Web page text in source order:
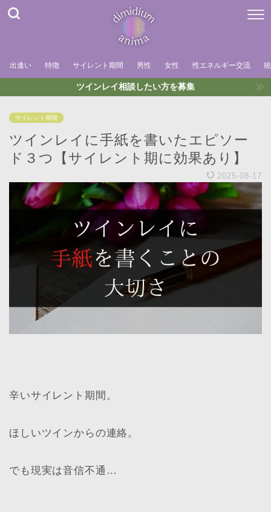
出逢い 特徴 サイレント期間 男性 女性 性エネルギー交流
ツインレイ相談したい方を募集
サイレント期間
ツインレイに手紙を書いたエピソー
ド３つ【サイレント期に効果あり】
2025-08-17
辛いサイレント期間。
ほしいツインからの連絡。
でも現実は音信不通…